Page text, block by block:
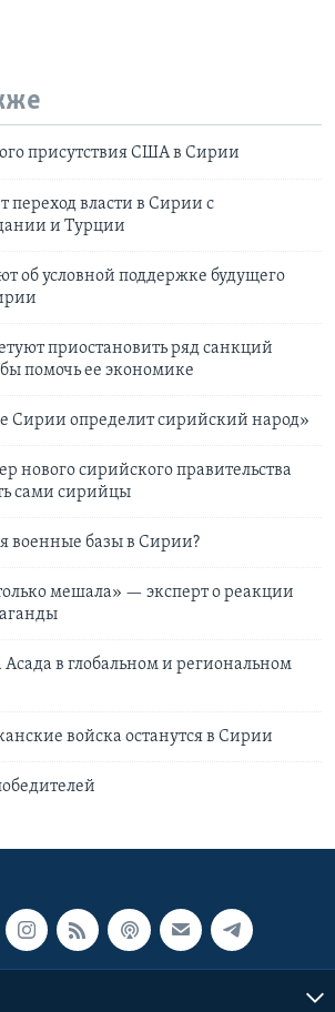
присутствия США в Сирии
переход власти в Сирии с
и Турции
об условной поддержке будущего
приостановить ряд санкций
помочь ее экономике
Сирии определит сирийский народ»
нового сирийского правительства
сами сирийцы
военные базы в Сирии?
мешала» — эксперт о реакции
в глобальном и региональном
войска останутся в Сирии